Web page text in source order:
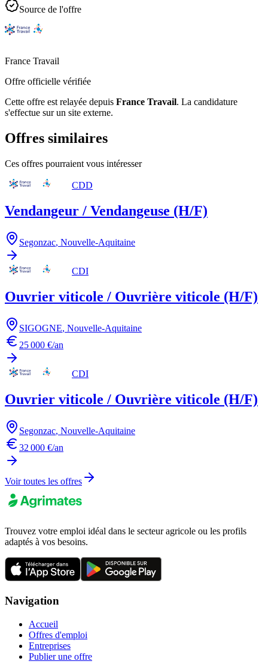
Source de l'offre
France Travail
Offre officielle vérifiée
Cette offre est relayée depuis France Travail. La candidature
s'effectue sur un site externe.
Offres similaires
Ces offres pourraient vous intéresser
CDD
Vendangeur / Vendangeuse (H/F)
Segonzac, Nouvelle-Aquitaine
CDI
Ouvrier viticole / Ouvrière viticole (H/F)
SIGOGNE, Nouvelle-Aquitaine
25 000 €/an
CDI
Ouvrier viticole / Ouvrière viticole (H/F)
Segonzac, Nouvelle-Aquitaine
32 000 €/an
Voir toutes les offres
Trouvez votre emploi idéal dans le secteur agricole ou les profils
adaptés à vos besoins.
Navigation
Accueil
Offres d'emploi
Entreprises
Publier une offre